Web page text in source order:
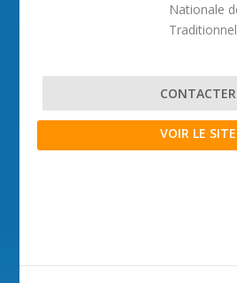
Nationale
CONTACTER
VOIR LE SITE